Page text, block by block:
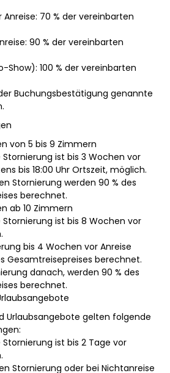
Anreise: 70 % der vereinbarten
90 % der vereinbarten
Show): 100 % der vereinbarten
Buchungsbestätigung genannte
von 5 bis 9 Zimmern
ist bis 3 Wochen vor
bis 18:00 Uhr Ortszeit, möglich.
Stornierung werden 90 % des
berechnet.
ab 10 Zimmern
Stornierung ist bis 8 Wochen vor
bis 4 Wochen vor Anreise
Gesamtreisepreises berechnet.
danach, werden 90 % des
berechnet.
Urlaubsangebote gelten folgende
ist bis 2 Tage vor
Stornierung oder bei Nichtanreise